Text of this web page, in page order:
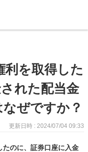
利を取得した
れた配当金
ぜですか？
更新日時 : 2024/07/04 09:33
たのに、証券口座に入金